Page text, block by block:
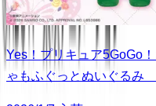
Yes！プリキュア5GoGo
ゃもふぐっとぬいぐるみ